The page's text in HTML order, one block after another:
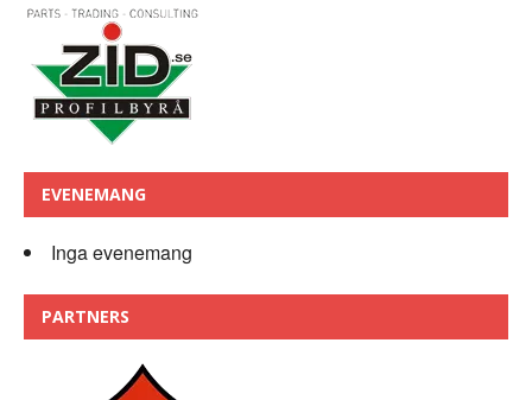
EVENEMANG
Inga evenemang
PARTNERS